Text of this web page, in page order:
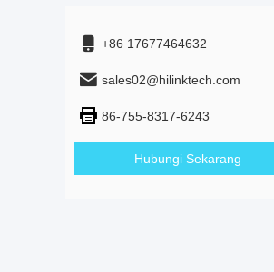
+86 17677464632
sales02@hilinktech.com
86-755-8317-6243
Hubungi Sekarang